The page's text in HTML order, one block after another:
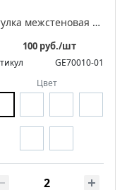
Втулка межстеновая фарфоровая
100 руб./шт
GE70010-01
Цвет